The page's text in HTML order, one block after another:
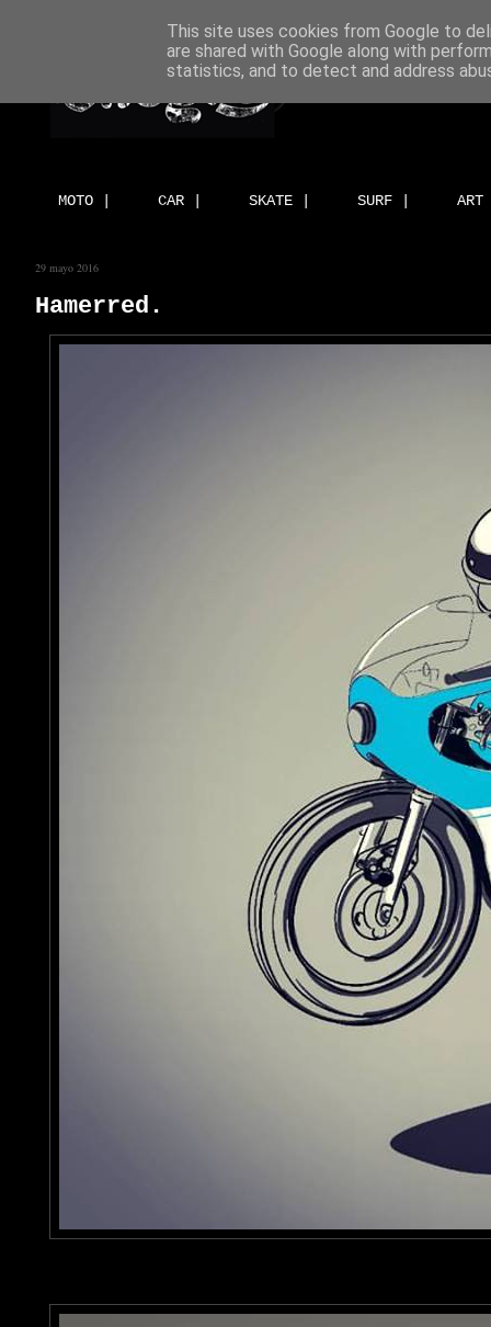
MOTO | CAR | SKATE | SURF |
29 mayo 2016
Hamerred.
This site uses cookies from Google to
are shared with Google along with
statistics, and to detect and address